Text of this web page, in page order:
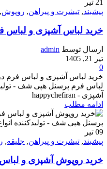
21 تیر
پیشبند, تیشرت و پیراهن, روپوش,
خرید لباس آشپزی و لباس
ارسال توسط admin
تیر 21, 1405
0
خرید لباس آشپزی و لباس فرم
لباس فرم پرسنل هپی شف -
آشپزی - happychefiran
ادامه مطلب
09 تیر
پیشبند, تیشرت و پیراهن, جلیقه,
خرید روپوش آشپزی و